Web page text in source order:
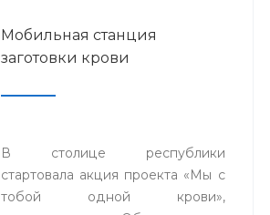
Мобильная станция
заготовки крови
В столице республики
стартовала акция проекта «Мы с
тобой одной крови»,